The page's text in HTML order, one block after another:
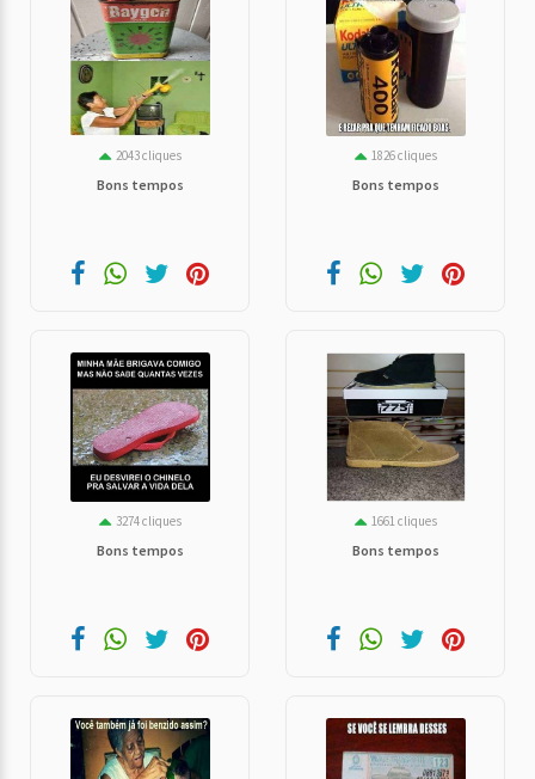
2043 cliques
Bons tempos
1826 cliques
Bons tempos
3274 cliques
Bons tempos
1661 cliques
Bons tempos